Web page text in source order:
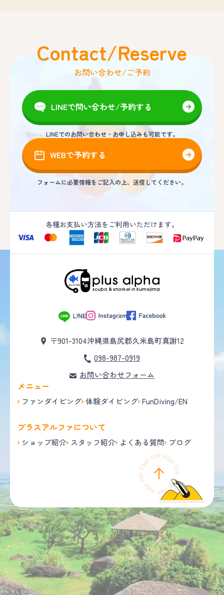
Contact/Reserve
お問い合わせ/ご予約
LINEで問い合わせ/予約する
LINEでのお問い合わせ・お申し込みも可能です。
WEBで予約する
フォームに必要情報をご記入の上、送信してください。
各種お支払い方法をご利用いただけます。
〒901-3104沖縄県島尻郡久米島町真謝12
098-987-0919
お問い合わせフォーム
メニュー
ファンダイビング 体験ダイビング FunDiving/EN
プラスアルファについて
ショップ紹介 スタッフ紹介 よくある質問 ブログ